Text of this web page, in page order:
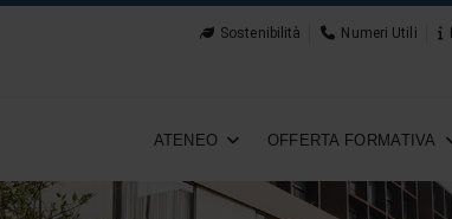
Sostenibilità Numeri Utili
ATENEO OFFERTA FORMATIVA